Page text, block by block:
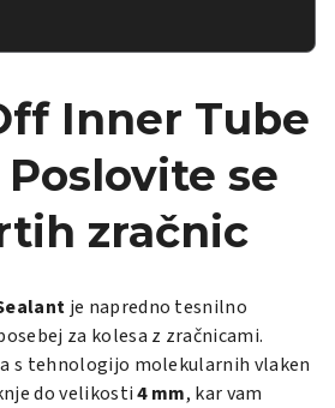
Inner Tube
se
zračnic
je napredno tesnilno
za kolesa z zračnicami.
s tehnologijo molekularnih vlaken
do velikosti4 mm, kar vam